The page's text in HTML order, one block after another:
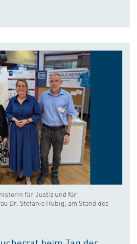
für Justiz und für
Dr. Stefanie Hubig, am Stand des